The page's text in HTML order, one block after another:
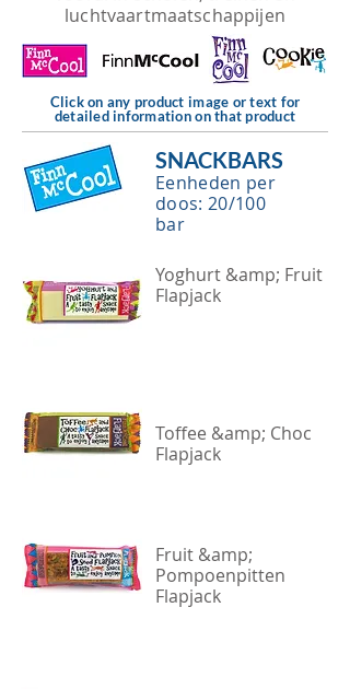
luchtvaartmaatschappijen
Click on any product image or text for
detailed information on that product
SNACKBARS
Eenheden per
doos: 20/100
bar
Yoghurt &amp; Fruit
Flapjack
Toffee &amp; Choc
Flapjack
Fruit &amp;
Pompoenpitten
Flapjack